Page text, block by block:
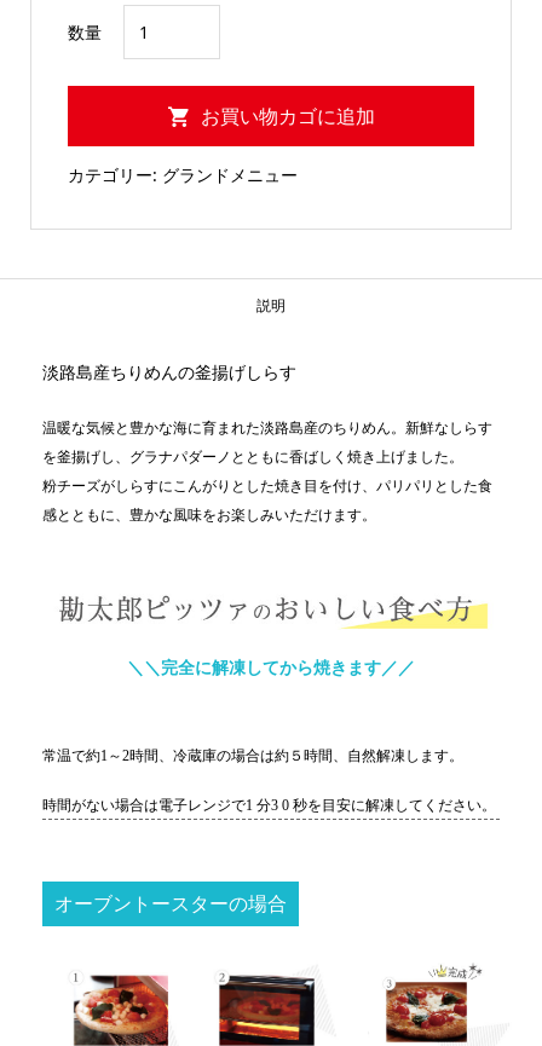
数量
揚
げ
す
お買い物カゴに追加
カテゴリー: グランドメニュー
説明
淡路島産ちりめんの釜揚げしらす
温暖な気候と豊かな海に育まれた淡路島産のちりめん。新鮮なしらす
を釜揚げし、グラナパダーノとともに香ばしく焼き上げました。
粉チーズがしらすにこんがりとした焼き目を付け、パリパリとした食
感とともに、豊かな風味をお楽しみいただけます。
＼＼完全に解凍してから焼きます／／
常温で約1～2時間、冷蔵庫の場合は約５時間、自然解凍します。
時間がない場合は電子レンジで1 分3 0 秒を目安に解凍してください。
オーブントースターの場合